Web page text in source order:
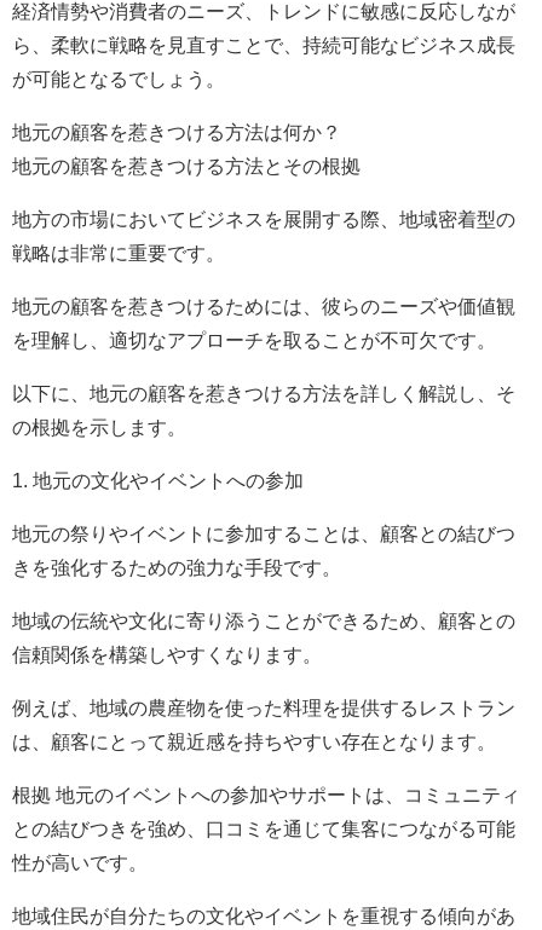
経済情勢や消費者のニーズ、トレンドに敏感に反応しなが
ら、柔軟に戦略を見直すことで、持続可能なビジネス成長
が可能となるでしょう。
地元の顧客を惹きつける方法は何か？
地元の顧客を惹きつける方法とその根拠
地方の市場においてビジネスを展開する際、地域密着型の
戦略は非常に重要です。
地元の顧客を惹きつけるためには、彼らのニーズや価値観
を理解し、適切なアプローチを取ることが不可欠です。
以下に、地元の顧客を惹きつける方法を詳しく解説し、そ
の根拠を示します。
1. 地元の文化やイベントへの参加
地元の祭りやイベントに参加することは、顧客との結びつ
きを強化するための強力な手段です。
地域の伝統や文化に寄り添うことができるため、顧客との
信頼関係を構築しやすくなります。
例えば、地域の農産物を使った料理を提供するレストラン
は、顧客にとって親近感を持ちやすい存在となります。
根拠 地元のイベントへの参加やサポートは、コミュニティ
との結びつきを強め、口コミを通じて集客につながる可能
性が高いです。
地域住民が自分たちの文化やイベントを重視する傾向があ